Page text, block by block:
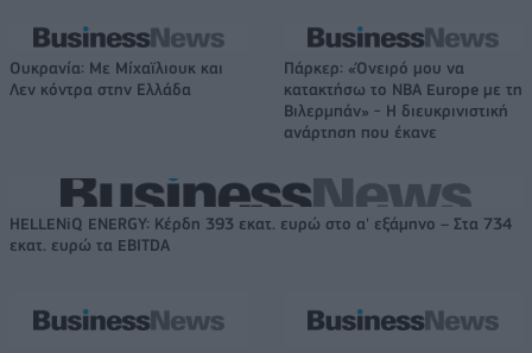
Ουκρανία: Με Μίχαϊλιουκ και
Λεν κόντρα στην Ελλάδα
Πάρκερ: «Όνειρό μου να
κατακτήσω το ΝΒΑ Europe με τη
Βιλερμπάν» - Η διευκρινιστική
ανάρτηση που έκανε
HELLENiQ ENERGY: Κέρδη 393 εκατ. ευρώ στο α' εξάμηνο – Στα 734
εκατ. ευρώ τα EBITDA